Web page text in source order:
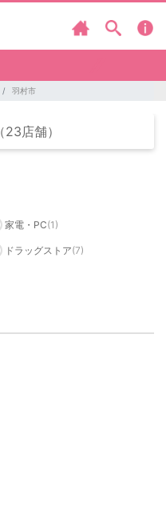
羽村市
（23店舗）
家電・PC(1)
ドラッグストア(7)